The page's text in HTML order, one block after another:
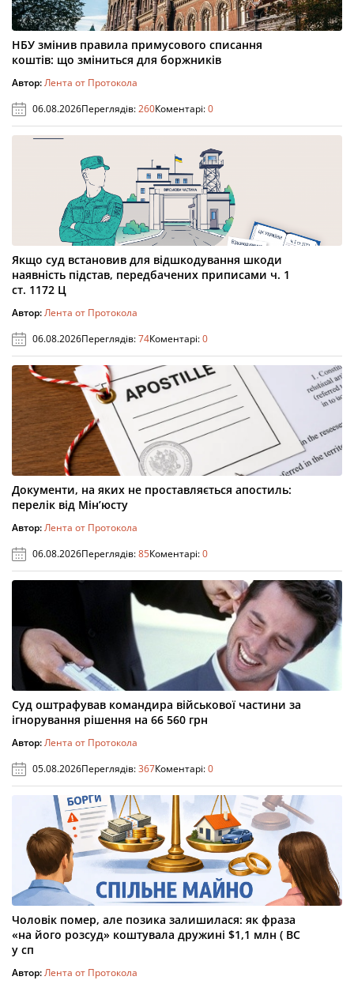
НБУ змінив правила примусового списання
коштів: що зміниться для боржників
Автор:Лента от Протокола
06.08.2026Переглядів:260Коментарі:0
Якщо суд встановив для відшкодування шкоди
наявність підстав, передбачених приписами ч. 1
ст. 1172 Ц
Автор:Лента от Протокола
06.08.2026Переглядів:74Коментарі:0
Документи, на яких не проставляється апостиль:
перелік від Мін’юсту
Автор:Лента от Протокола
06.08.2026Переглядів:85Коментарі:0
Суд оштрафував командира військової частини за
ігнорування рішення на 66 560 грн
Автор:Лента от Протокола
05.08.2026Переглядів:367Коментарі:0
Чоловік помер, але позика залишилася: як фраза
«на його розсуд» коштувала дружині $1,1 млн ( ВС
у сп
Автор:Лента от Протокола